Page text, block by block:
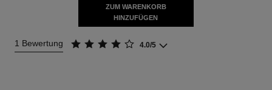
ZUM WARENKORB
HINZUFÜGEN
1 Bewertung 4.0/5